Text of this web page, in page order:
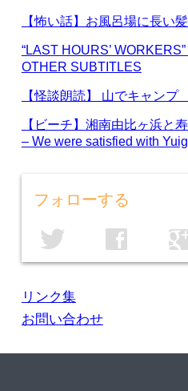
【怖い話】お風呂場に長い
“LAST HOURS’
OTHER SUBTITLES
【怪談朗読】 山でキャン
【ビーチ】湘南由比ヶ浜と
– We were satisfied with
フォローする
twitter facebook
リンク集
お問い合わせ